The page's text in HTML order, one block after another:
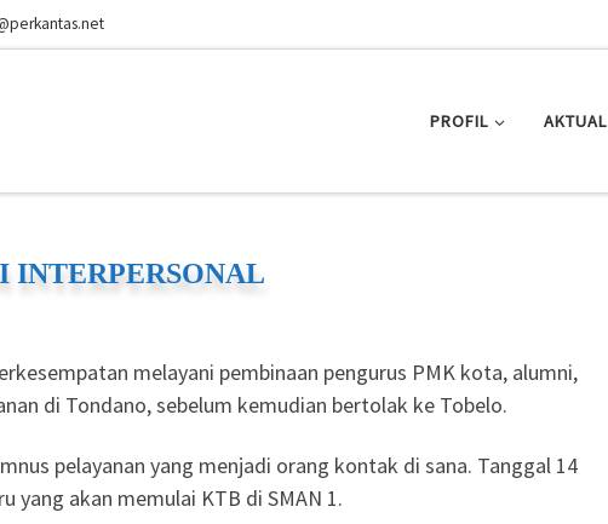
PROFIL AKTUAL
INTERPERSONAL
melayani pembinaan pengurus PMK kota, alumni,
di Tondano, sebelum kemudian bertolak ke Tobelo.
pelayanan yang menjadi orang kontak di sana. Tanggal 14
yang akan memulai KTB di SMAN 1.